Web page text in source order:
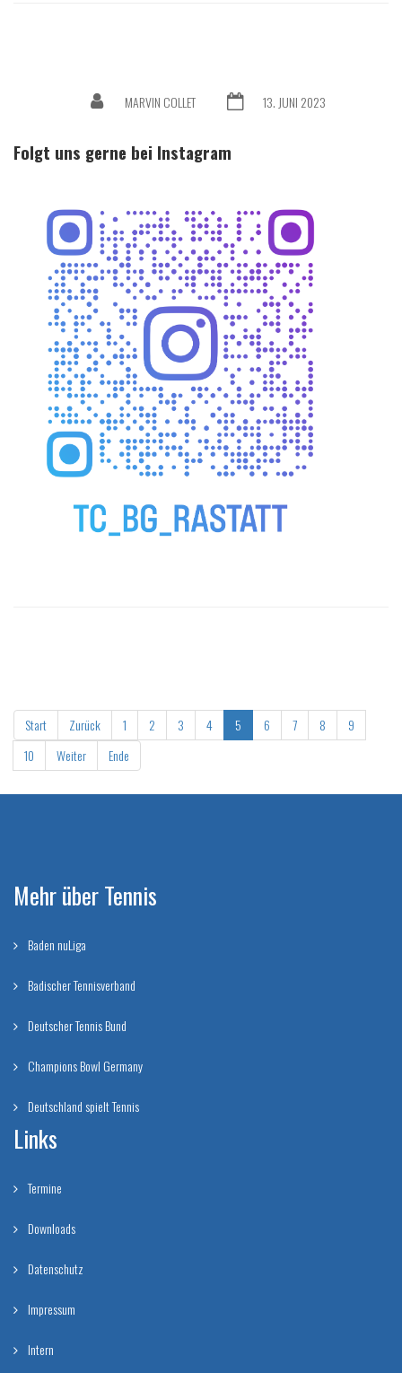
MARVIN COLLET 13. JUNI 2023
Folgt uns gerne bei Instagram
Start Zurück 1 2 3 4 5 6 7 8
9
10
Weiter Ende
Mehr über Tennis
Baden nuLiga
Badischer Tennisverband
Deutscher Tennis Bund
Champions Bowl Germany
Deutschland spielt Tennis
Links
Termine
Downloads
Datenschutz
Impressum
Intern